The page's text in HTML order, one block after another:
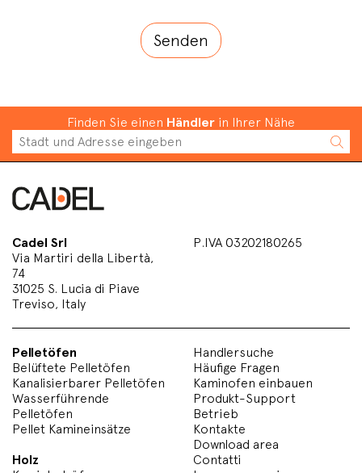
Finden Sie einen Händler in Ihrer Nähe
Cadel Srl
Via Martiri della Libertà,
74
31025 S. Lucia di Piave
Treviso, Italy
P.IVA 03202180265
Pelletöfen
Belüftete Pelletöfen
Kanalisierbarer Pelletöfen
Wasserführende
Pelletöfen
Pellet Kamineinsätze
Holz
Handlersuche
Häufige Fragen
Kaminofen einbauen
Produkt-Support
Betrieb
Kontakte
Download area
Contatti